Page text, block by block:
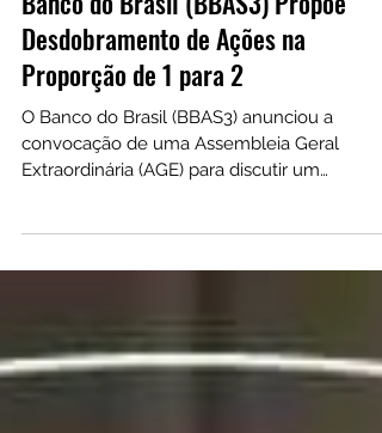
Banco do Brasil (BBAS3) Propõe
Desdobramento de Ações na
Proporção de 1 para 2
O Banco do Brasil (BBAS3) anunciou a
convocação de uma Assembleia Geral
desdobramento das ações.